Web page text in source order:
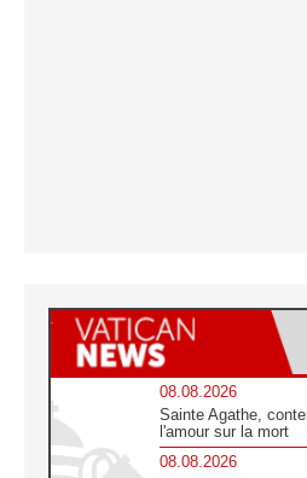
08.08.2026
Sainte Agathe,
l'amour sur la mort
08.08.2026